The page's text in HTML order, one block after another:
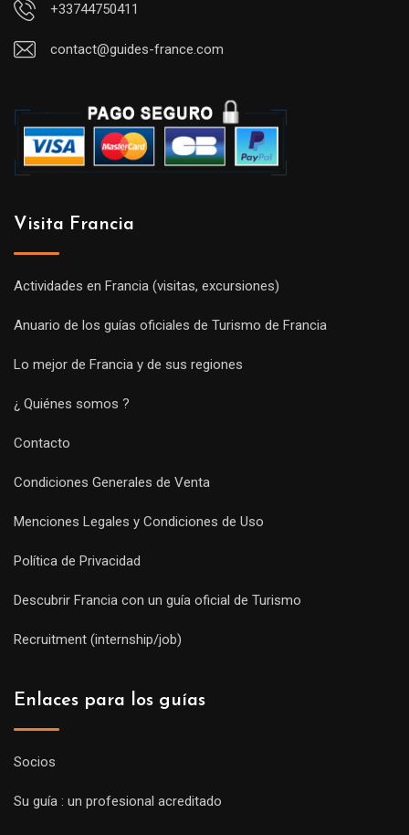
+33744750411
contact@guides-france.com
Visita Francia
Actividades en Francia (visitas, excursiones)
Anuario de los guías oficiales de Turismo de Francia
Lo mejor de Francia y de sus regiones
¿ Quiénes somos ?
Contacto
Condiciones Generales de Venta
Menciones Legales y Condiciones de Uso
Política de Privacidad
Descubrir Francia con un guía oficial de Turismo
Recruitment (internship/job)
Enlaces para los guías
Socios
Su guía : un profesional acreditado